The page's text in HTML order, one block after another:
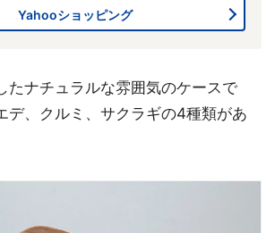
Yahooショッピング
たナチュラルな雰囲気のケースで
デ、クルミ、サクラギの4種類があ